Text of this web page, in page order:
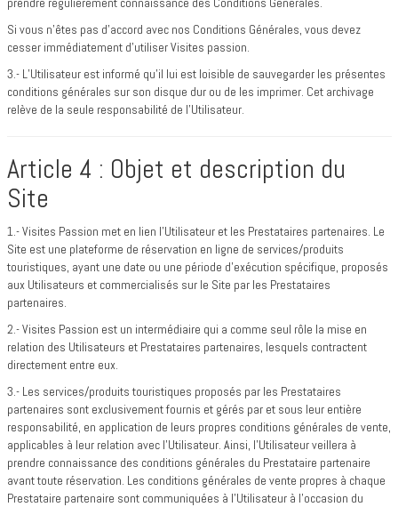
Si vous n'êtes pas d'accord avec nos Conditions Générales, vous devez
cesser immédiatement d'utiliser Visites passion.
3.- L’Utilisateur est informé qu’il lui est loisible de sauvegarder les présentes
conditions générales sur son disque dur ou de les imprimer. Cet archivage
relève de la seule responsabilité de l’Utilisateur.
Article 4 : Objet et description du
Site
1.- Visites Passion met en lien l’Utilisateur et les Prestataires partenaires. Le
Site est une plateforme de réservation en ligne de services/produits
touristiques, ayant une date ou une période d'exécution spécifique, proposés
aux Utilisateurs et commercialisés sur le Site par les Prestataires
partenaires.
2.- Visites Passion est un intermédiaire qui a comme seul rôle la mise en
relation des Utilisateurs et Prestataires partenaires, lesquels contractent
directement entre eux.
3.- Les services/produits touristiques proposés par les Prestataires
partenaires sont exclusivement fournis et gérés par et sous leur entière
responsabilité, en application de leurs propres conditions générales de vente,
applicables à leur relation avec l’Utilisateur. Ainsi, l’Utilisateur veillera à
prendre connaissance des conditions générales du Prestataire partenaire
avant toute réservation. Les conditions générales de vente propres à chaque
Prestataire partenaire sont communiquées à l’Utilisateur à l’occasion du